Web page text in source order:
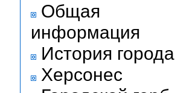
Общая
информация
История города
Херсонес